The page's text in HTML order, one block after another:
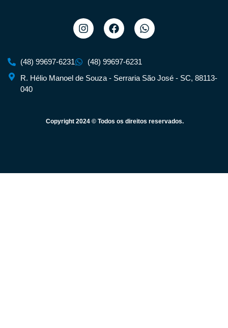
(48) 99697-6231
(48) 99697-6231
R. Hélio Manoel de Souza - Serraria São José - SC, 88113-
040
Copyright 2024 © Todos os direitos reservados.